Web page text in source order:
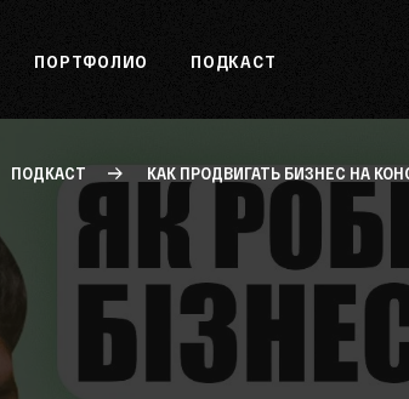
ПОРТФОЛИО ПОДКАСТ
ПОДКАСТ КАК ПРОДВИГАТЬ БИЗНЕС НА